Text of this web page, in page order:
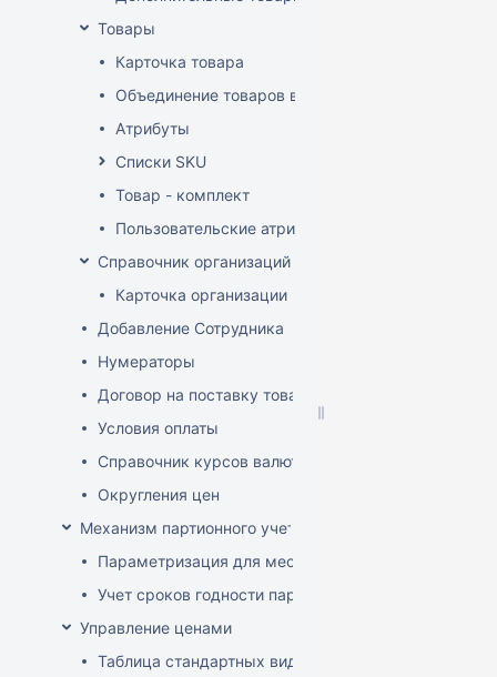
Товары
Карточка товара
Объединение товаров в один (Слияние товаров)
Атрибуты
Списки SKU
Товар - комплект
Пользовательские атрибуты
Справочник организаций
Карточка организации
Добавление Сотрудника
Нумераторы
Договор на поставку товаров (форма)
Условия оплаты
Справочник курсов валют
Округления цен
Механизм партионного учета
Параметризация для места хранения механизма
Учет сроков годности партий
Управление ценами
Таблица стандартных видов цен